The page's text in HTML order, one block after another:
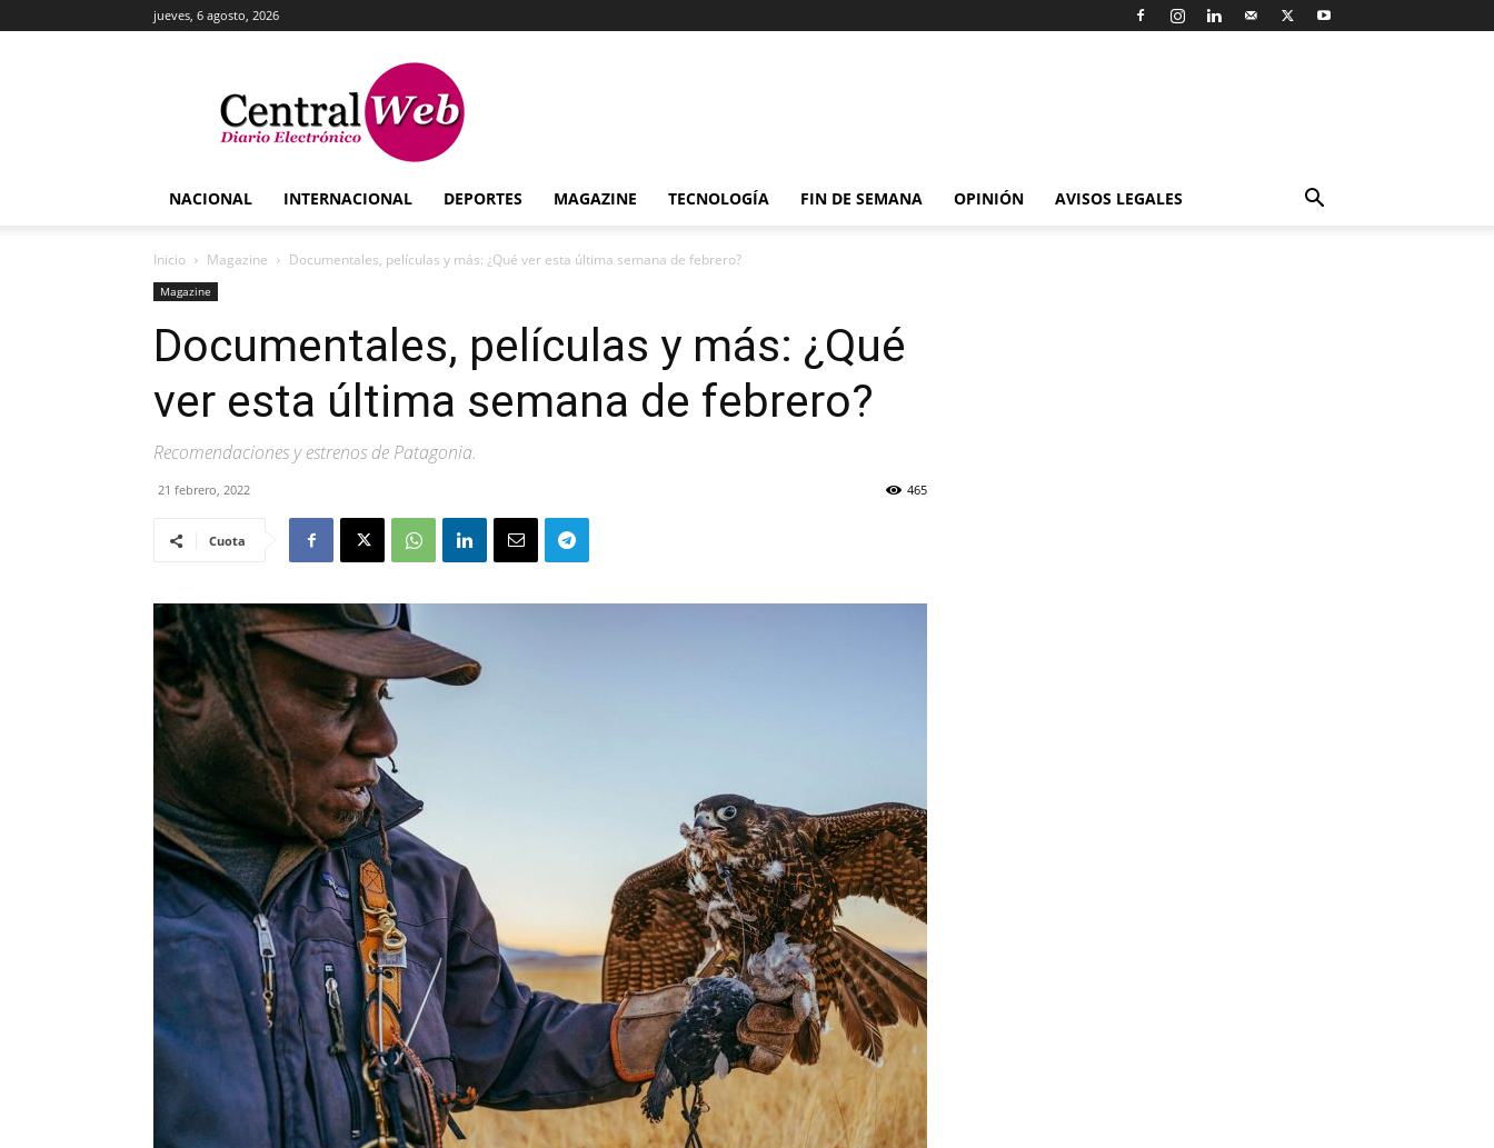
jueves, 6 agosto, 2026
Central
Web
NACIONAL INTERNACIONAL DEPORTES MAGAZINE TECNOLOGÍA FIN DE SEMANA OPINIÓN AVISOS LEGALES
Inicio Magazine Documentales, películas y más: ¿Qué ver esta última semana de febrero?
Magazine
Documentales, películas y más: ¿Qué
ver esta última semana de febrero?
Recomendaciones y estrenos de Patagonia.
21 febrero, 2022 465
Cuota